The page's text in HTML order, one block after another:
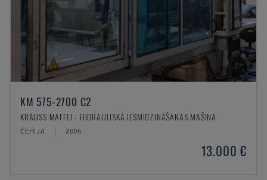
KM 575-2700 C2
KRAUSS MAFFEI - HIDRAULISKĀ IESMIDZINĀŠANAS MAŠĪNA
ČEHIJA 2006
13.000 €